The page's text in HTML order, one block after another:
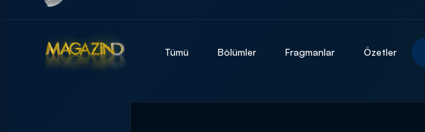
Tümü Bölümler Fragmanlar Özetler